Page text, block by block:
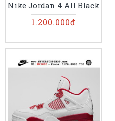
Nike Jordan 4 All Black
1.200.000đ